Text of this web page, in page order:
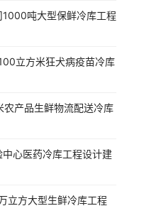
吨大型保鲜冷库工程
立方米狂犬病疫苗冷库
农产品生鲜物流配送冷库
心医药冷库工程设计建
立方大型生鲜冷库工程